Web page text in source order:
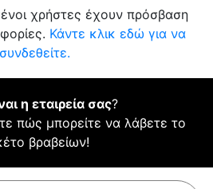
χρήστες έχουν πρόσβαση
Κάντε κλικ εδώ για να
συνδεθείτε.
η εταιρεία σας?
πώς μπορείτε να λάβετε το
βραβείων!